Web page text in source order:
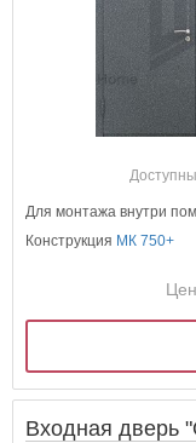
Для монтажа внутри
Конструкция МК 750+
Входная дверь